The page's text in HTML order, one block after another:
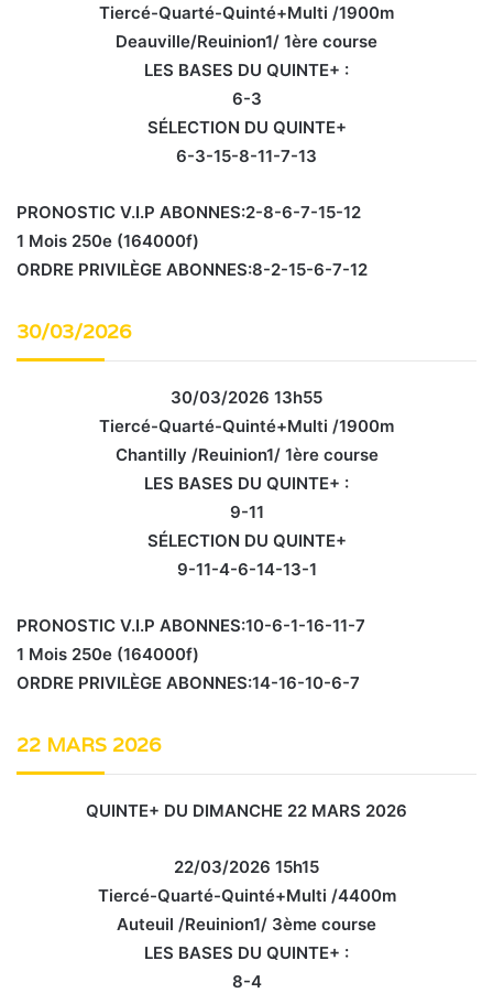
Tiercé-Quarté-Quinté+Multi /1900m
Deauville/Reuinion1/ 1ère course
LES BASES DU QUINTE+ :
6-3
SÉLECTION DU QUINTE+
6-3-15-8-11-7-13
PRONOSTIC V.I.P ABONNES:2-8-6-7-15-12
1 Mois 250e (164000f)
ORDRE PRIVILÈGE ABONNES:8-2-15-6-7-12
30/03/2026
30/03/2026 13h55
Tiercé-Quarté-Quinté+Multi /1900m
Chantilly /Reuinion1/ 1ère course
LES BASES DU QUINTE+ :
9-11
SÉLECTION DU QUINTE+
9-11-4-6-14-13-1
PRONOSTIC V.I.P ABONNES:10-6-1-16-11-7
1 Mois 250e (164000f)
ORDRE PRIVILÈGE ABONNES:14-16-10-6-7
22 MARS 2026
QUINTE+ DU DIMANCHE 22 MARS 2026
22/03/2026 15h15
Tiercé-Quarté-Quinté+Multi /4400m
Auteuil /Reuinion1/ 3ème course
LES BASES DU QUINTE+ :
8-4